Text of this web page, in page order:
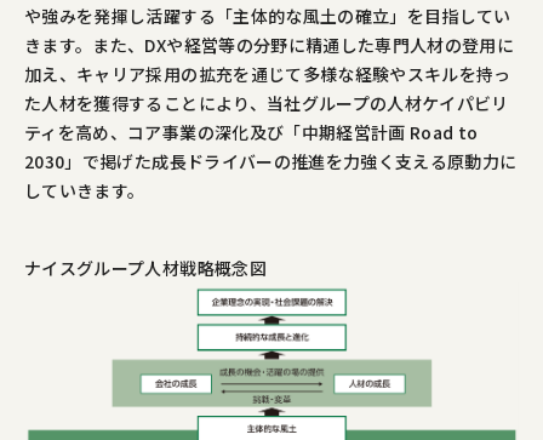
や強みを発揮し活躍する「主体的な風土の確立」を目指してい
きます。また、DXや経営等の分野に精通した専門人材の登用に
加え、キャリア採用の拡充を通じて多様な経験やスキルを持っ
た人材を獲得することにより、当社グループの人材ケイパビリ
ティを高め、コア事業の深化及び「中期経営計画 Road to
2030」で掲げた成長ドライバーの推進を力強く支える原動力に
していきます。
ナイスグループ人材戦略概念図